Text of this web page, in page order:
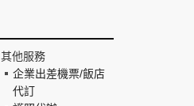
其他服務
企業出差機票/飯店
代訂